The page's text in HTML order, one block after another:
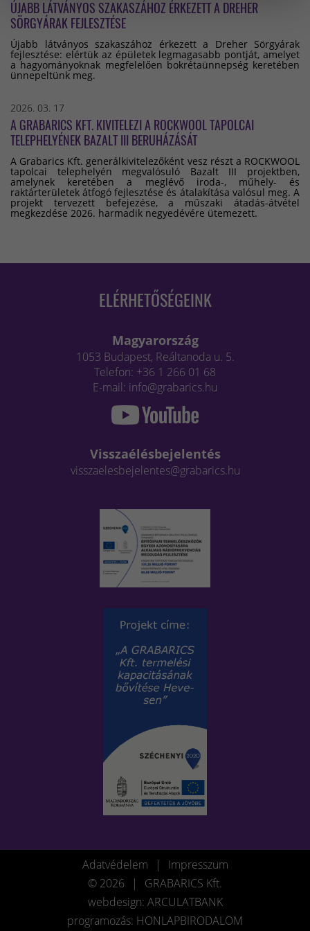
ÚJABB LÁTVÁNYOS SZAKASZÁHOZ ÉRKEZETT A DREHER
SÖRGYÁRAK FEJLESZTÉSE
Újabb látványos szakaszához érkezett a Dreher Sörgyárak
fejlesztése: elértük az épületek legmagasabb pontját, amelyet
a hagyományoknak megfelelően bokrétaünnepség keretében
ünnepeltünk meg.
2026. 03. 17
A GRABARICS KFT. KIVITELEZI A ROCKWOOL TAPOLCAI
TELEPHELYÉNEK BAZALT III BERUHÁZÁSÁT
A Grabarics Kft. generálkivitelezőként vesz részt a ROCKWOOL
tapolcai telephelyén megvalósuló Bazalt III projektben,
amelynek keretében a meglévő iroda-, műhely- és
raktárterületek átfogó fejlesztése és átalakítása valósul meg. A
projekt tervezett befejezése, a műszaki átadás-átvétel
megkezdése 2026. harmadik negyedévére ütemezett.
ELÉRHETŐSÉGEINK
Magyarország
1053 Budapest, Reáltanoda u. 5.
Telefon: +36 1 266 01 68
E-mail: info@grabarics.hu
Visszaélésbejelentés
visszaelesbejelentes@grabarics.hu
Adatvédelem |
Impresszum
© 2026
|
GRABARICS Kft.
webdesign: ARCULATBANK
programozás: HONLAPBIRODALOM